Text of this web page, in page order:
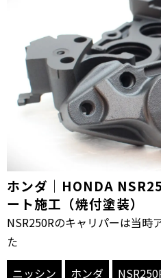
ホンダ｜HONDA
ート施工（焼付塗装）
NSR250Rのキャリパーは当時
た
ニッシン
ホンダ